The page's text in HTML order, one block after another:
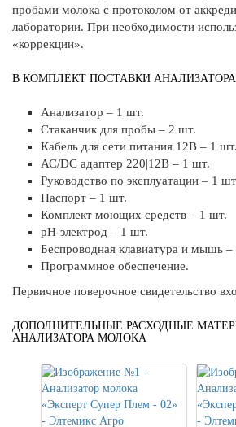
пробами молока с протоколом от
лаборатории. При необходимости
«коррекции».
В КОМПЛЕКТ ПОСТАВКИ
Анализатор – 1 шт.
Стаканчик для пробы – 2 шт.
Кабель для сети питания 12В – 1 шт.
АС/DC адаптер 220|12В – 1 шт.
Руководство по эксплуатации – 1
Паспорт – 1 шт.
Комплект моющих средств – 1 шт.
рН-электрод – 1 шт.
Беспроводная клавиатура и мышь –
Программное обеспечение.
Первичное поверочное свидетельство
ДОПОЛНИТЕЛЬНЫЕ РАСХОДНЫЕ
АНАЛИЗАТОРА МОЛОКА